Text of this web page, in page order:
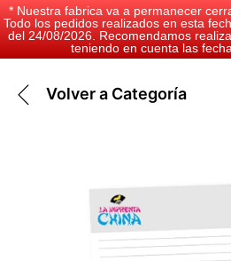
* Nuestra fabrica va a permanecer
Todo los pedidos realizados en esta
del 24/08/2026. Recomendamos
teniendo en cuenta las
Volver a Categoría